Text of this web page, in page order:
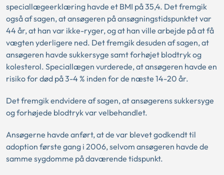
speciallægeerklæring havde et BMI på 35,4. Det fremgik
også af sagen, at ansøgeren på ansøgningstidspunktet var
44 år, at han var ikke-ryger, og at han ville arbejde på at få
vægten yderligere ned. Det fremgik desuden af sagen, at
ansøgeren havde sukkersyge samt forhøjet blodtryk og
kolesterol. Speciallægen vurderede, at ansøgeren havde en
risiko for død på 3-4 % inden for de næste 14-20 år.
Det fremgik endvidere af sagen, at ansøgerens sukkersyge
og forhøjede blodtryk var velbehandlet.
Ansøgerne havde anført, at de var blevet godkendt til
adoption første gang i 2006, selvom ansøgeren havde de
samme sygdomme på daværende tidspunkt.